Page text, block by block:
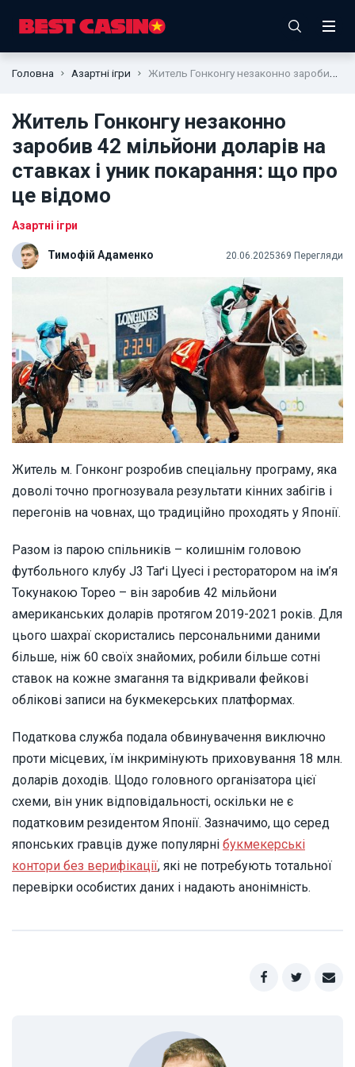
Головна Азартні ігри Житель Гонконгу незаконно заробив 42 мільйони доларів на ставках і уник покарання: що про це відомо
Житель Гонконгу незаконно
заробив 42 мільйони доларів на
ставках і уник покарання: що про
це відомо
Азартні ігри
Тимофій Адаменко 20.06.2025369 Перегляди
Житель м. Гонконг розробив спеціальну програму, яка
доволі точно прогнозувала результати кінних забігів і
перегонів на човнах, що традиційно проходять у Японії.
Разом із парою спільників – колишнім головою
футбольного клубу J3 Таґі Цуесі і ресторатором на ім’я
Токунакою Торео – він заробив 42 мільйони
американських доларів протягом 2019-2021 років. Для
цього шахраї скористались персональними даними
більше, ніж 60 своїх знайомих, робили більше сотні
ставок на кожне змагання та відкривали фейкові
облікові записи на букмекерських платформах.
Податкова служба подала обвинувачення виключно
проти місцевих, їм інкримінують приховування 18 млн.
доларів доходів. Щодо головного організатора цієї
схеми, він уник відповідальності, оскільки не є
податковим резидентом Японії. Зазначимо, що серед
японських гравців дуже популярні букмекерські
контори без верифікації, які не потребують тотальної
перевірки особистих даних і надають анонімність.